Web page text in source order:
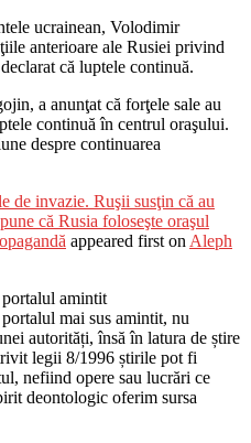
ucrainean, Volodimir
anterioare ale Rusiei privind
că luptele continuă.
a anunţat că forţele sale au
continuă în centrul oraşului.
despre continuarea
invazie. Ruşii susţin că au
că Rusia foloseşte oraşul
appeared first on Aleph
portalul amintit
mai sus amintit, nu
autorități, însă în latura de știre
legii 8/1996 știrile pot fi
nefiind opere sau lucrări ce
deontologic oferim sursa